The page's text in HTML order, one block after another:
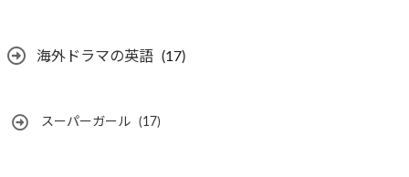
海外ドラマの英語 (17)
スーパーガール (17)